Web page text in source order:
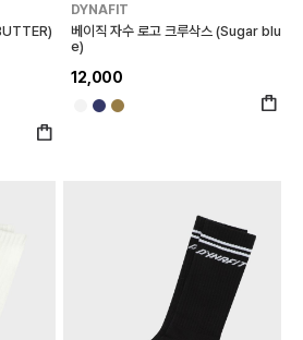
DYNAFIT
베이직 자수 로고 크루삭스 (Sugar blu
e)
12,000